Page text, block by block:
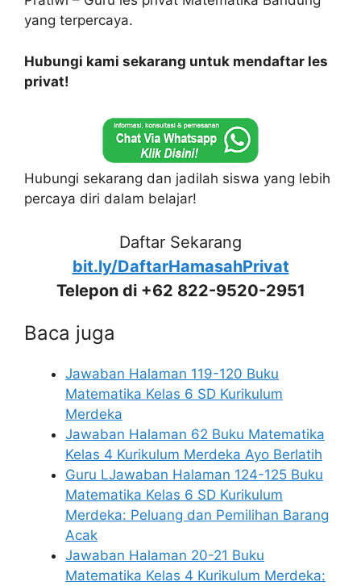
yang terpercaya.
Hubungi kami sekarang untuk mendaftar les
privat!
Hubungi sekarang dan jadilah siswa yang lebih
percaya diri dalam belajar!
Daftar Sekarang
bit.ly/DaftarHamasahPrivat
Telepon di +62 822-9520-2951
Baca juga
Jawaban Halaman 119-120 Buku
Matematika Kelas 6 SD Kurikulum
Merdeka
Jawaban Halaman 62 Buku Matematika
Kelas 4 Kurikulum Merdeka Ayo Berlatih
Guru LJawaban Halaman 124-125 Buku
Matematika Kelas 6 SD Kurikulum
Merdeka: Peluang dan Pemilihan Barang
Acak
Jawaban Halaman 20-21 Buku
Matematika Kelas 4 Kurikulum Merdeka: